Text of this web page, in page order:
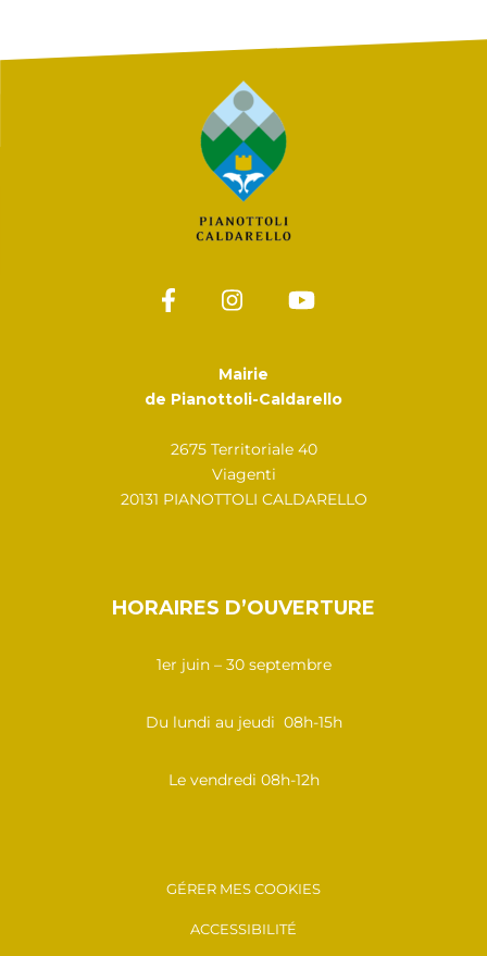
Mairie
de Pianottoli-Caldarello
2675 Territoriale 40
Viagenti
20131 PIANOTTOLI CALDARELLO
HORAIRES D’OUVERTURE
1er juin – 30 septembre
Du lundi au jeudi 08h-15h
Le vendredi 08h-12h
GÉRER MES COOKIES
ACCESSIBILITÉ